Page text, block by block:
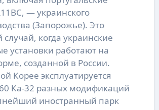
— украинского
(Запорожье). Это
случай, когда украинские
установки работают на
созданной в России.
Корее эксплуатируется
Ка-32 разных модификаций
иностранный парк